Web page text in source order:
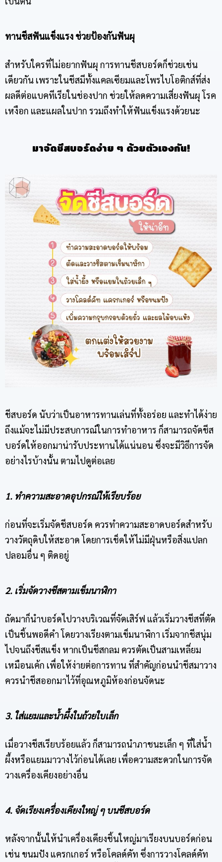
ทานชีสฟันแข็งแรง ช่วยป้องกันฟันผุ
สำหรับใครที่ไม่อยากฟันผุ การทานชีสบอร์ดก็ช่วยเช่น
เดียวกัน เพราะในชีสมีทั้งแคลเซียมและโพรไบโอติกส์ที่ส่ง
ผลดีต่อแบคทีเรียในช่องปาก ช่วยให้ลดความเสี่ยงฟันผุ โรค
เหงือก และแผลในปาก รวมถึงทำให้ฟันแข็งแรงด้วยนะ
มาจัดชีสบอร์ดง่าย ๆ ด้วยตัวเองกัน!
ชีสบอร์ด นับว่าเป็นอาหารทานเล่นที่ทั้งอร่อย และทำได้ง่าย
ถึงแม้จะไม่มีประสบการณ์ในการทำอาหาร ก็สามารถจัดชีส
บอร์ดให้ออกมาน่ารับประทานได้แน่นอน ซึ่งจะมีวิธีการจัด
อย่างไรบ้างนั้น ตามไปดูต่อเลย
1. ทำความสะอาดอุปกรณ์ให้เรียบร้อย
ก่อนที่จะเริ่มจัดชีสบอร์ด ควรทำความสะอาดบอร์ดสำหรับ
วางวัตถุดิบให้สะอาด โดยการเช็ดให้ไม่มีฝุ่นหรือสิ่งแปลก
ปลอมอื่น ๆ ติดอยู่
2. เริ่มจัดวางชีสตามเข็มนาฬิกา
ถัดมาก็นำบอร์ดไปวางบริเวณที่จัดเสิร์ฟ แล้วเริ่มวางชีสที่ตัด
เป็นชิ้นพอดีคำ โดยวางเรียงตามเข็มนาฬิกา เริ่มจากชีสนุ่ม
ไปจนถึงชีสแข็ง หากเป็นชีสกลม ควรตัดเป็นสามเหลี่ยม
เหมือนเค้ก เพื่อให้ง่ายต่อการทาน ที่สำคัญก่อนนำชีสมาวาง
ควรนำชีสออกมาไว้ที่อุณหภูมิห้องก่อนจัดนะ
3. ใส่แยมและน้ำผึ้งในถ้วยใบเล็ก
เมื่อวางชีสเรียบร้อยแล้ว ก็สามารถนำภาชนะเล็ก ๆ ที่ใส่น้ำ
ผึ้งหรือแยมมาวางไว้ก่อนได้เลย เพื่อความสะดวกในการจัด
วางเครื่องเคียงอย่างอื่น
4. จัดเรียงเครื่องเคียงใหญ่ ๆ บนชีสบอร์ด
หลังจากนั้นให้นำเครื่องเคียงชิ้นใหญ่มาเรียงบนบอร์ดก่อน
เช่น ขนมปัง แครกเกอร์ หรือโคลด์คัท ซึ่งการวางโคลด์คัท